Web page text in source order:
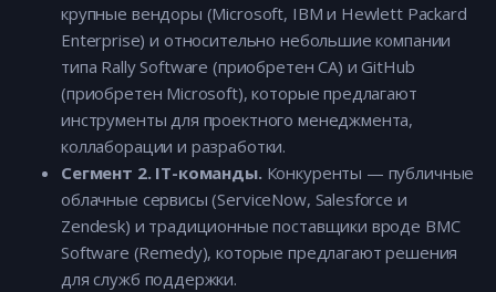
крупные вендоры (Microsoft, IBM и Hewlett Packard
Enterprise) и относительно небольшие компании
типа Rally Software (приобретен CA) и GitHub
(приобретен Microsoft), которые предлагают
инструменты для проектного менеджмента,
коллаборации и разработки.
Сегмент 2. IT-команды. Конкуренты — публичные
облачные сервисы (ServiceNow, Salesforce и
Zendesk) и традиционные поставщики вроде BMC
Software (Remedy), которые предлагают решения
для служб поддержки.